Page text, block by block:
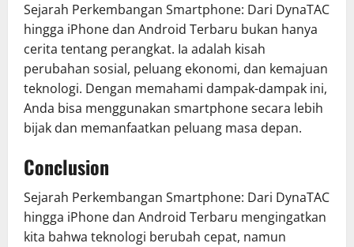
Sejarah Perkembangan Smartphone: Dari DynaTAC
hingga iPhone dan Android Terbaru bukan hanya
cerita tentang perangkat. Ia adalah kisah
perubahan sosial, peluang ekonomi, dan kemajuan
teknologi. Dengan memahami dampak-dampak ini,
Anda bisa menggunakan smartphone secara lebih
bijak dan memanfaatkan peluang masa depan.
Conclusion
Sejarah Perkembangan Smartphone: Dari DynaTAC
hingga iPhone dan Android Terbaru mengingatkan
kita bahwa teknologi berubah cepat, namun